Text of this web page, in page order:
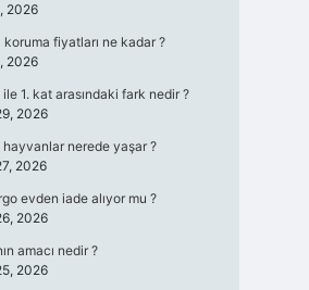
2026
fiyatları ne kadar ?
2026
1. kat arasındaki fark nedir ?
2026
nerede yaşar ?
2026
evden iade alıyor mu ?
2026
amacı nedir ?
2026